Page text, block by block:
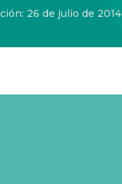
26 de julio de 2014